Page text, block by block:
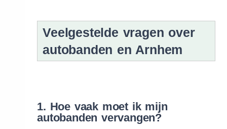
Veelgestelde vragen over
autobanden en Arnhem
1. Hoe vaak moet ik mijn
autobanden vervangen?